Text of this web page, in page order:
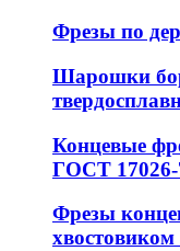
Фрезы по
Шарошки
Концевые
ГОСТ 17026-
Фрезы